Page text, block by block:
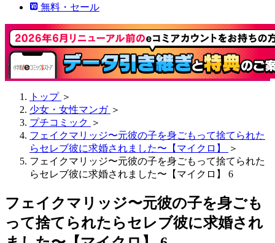
無料・セール
トップ ＞
少女・女性マンガ ＞
プチコミック ＞
フェイクマリッジ〜元彼の子を身ごもって捨てられた
らセレブ彼に求婚されました〜【マイクロ】
＞
フェイクマリッジ〜元彼の子を身ごもって捨てられた
らセレブ彼に求婚されました〜【マイクロ】 6
フェイクマリッジ〜元彼の子を身ごも
って捨てられたらセレブ彼に求婚され